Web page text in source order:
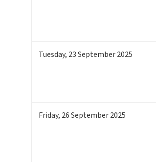
Tuesday, 23September 2025
Friday, 26September 2025